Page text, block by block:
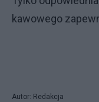
kawowego
Autor: Redakcja